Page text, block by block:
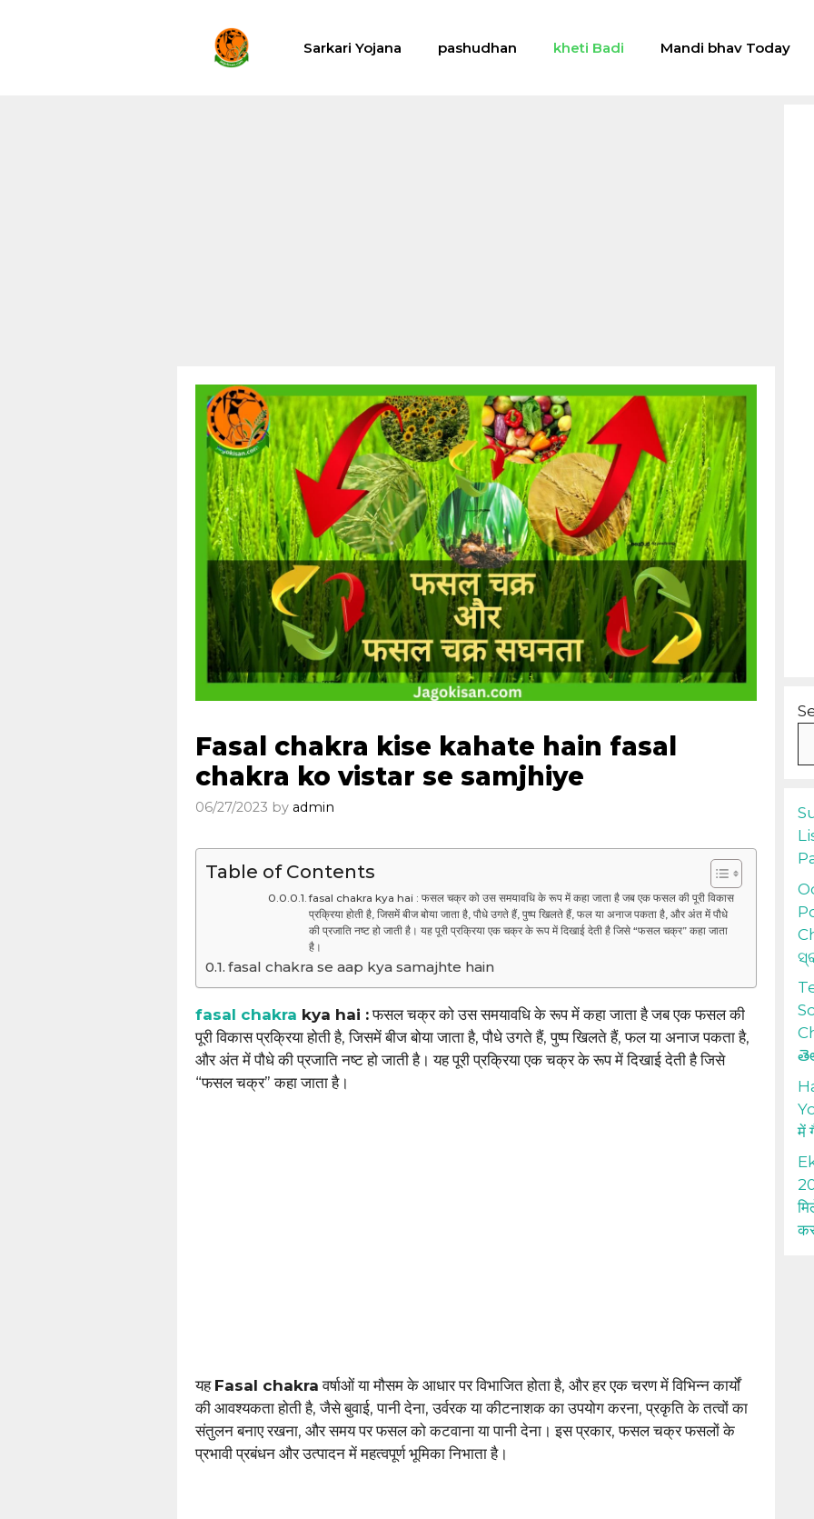
Sarkari Yojana pashudhan kheti Badi Mandi bhav Today
Fasal chakra kise kahate hain fasal
chakra ko vistar se samjhiye
06/27/2023 by admin
Table of Contents
fasal chakra kya hai : फसल चक्र को उस समयावधि के रूप में कहा जाता है जब एक फसल की पूरी विकास
प्रक्रिया होती है, जिसमें बीज बोया जाता है, पौधे उगते हैं, पुष्प खिलते हैं, फल या अनाज पकता है, और अंत में पौधे
की प्रजाति नष्ट हो जाती है। यह पूरी प्रक्रिया एक चक्र के रूप में दिखाई देती है जिसे “फसल चक्र” कहा जाता
है।
fasal chakra se aap kya samajhte hain
fasal chakra kya hai :फसल चक्र को उस समयावधि के रूप में कहा जाता है जब एक फसल की
पूरी विकास प्रक्रिया होती है, जिसमें बीज बोया जाता है, पौधे उगते हैं, पुष्प खिलते हैं, फल या अनाज पकता है,
और अंत में पौधे की प्रजाति नष्ट हो जाती है। यह पूरी प्रक्रिया एक चक्र के रूप में दिखाई देती है जिसे
“फसल चक्र” कहा जाता है।
यह Fasal chakra वर्षाओं या मौसम के आधार पर विभाजित होता है, और हर एक चरण में विभिन्न कार्यों
की आवश्यकता होती है, जैसे बुवाई, पानी देना, उर्वरक या कीटनाशक का उपयोग करना, प्रकृति के तत्वों का
संतुलन बनाए रखना, और समय पर फसल को कटवाना या पानी देना। इस प्रकार, फसल चक्र फसलों के
प्रभावी प्रबंधन और उत्पादन में महत्वपूर्ण भूमिका निभाता है।
में